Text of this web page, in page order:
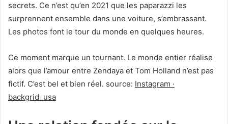
secrets. Ce n’est qu’en 2021 que les paparazzi les
surprennent ensemble dans une voiture, s’embrassant.
Les photos font le tour du monde en quelques heures.
Ce moment marque un tournant. Le monde entier réalise
alors que l’amour entre Zendaya et Tom Holland n’est pas
fictif. C’est bel et bien réel. source: Instagram ·
backgrid_usa